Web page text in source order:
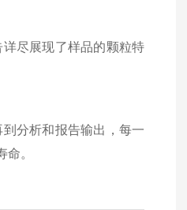
尽展现了样品的颗粒特
分析和报告输出，每一
。